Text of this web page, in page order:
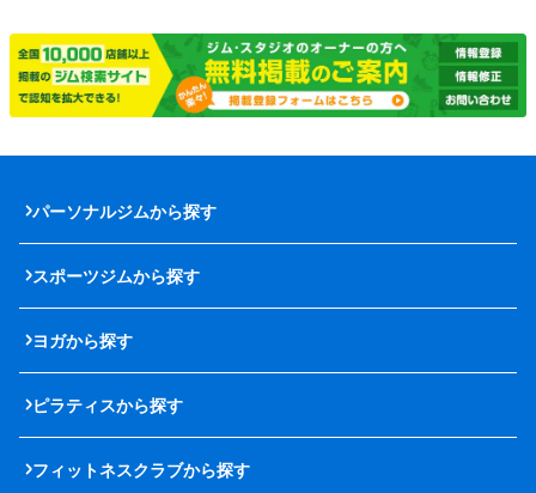
パーソナルジムから探す
スポーツジムから探す
ヨガから探す
ピラティスから探す
フィットネスクラブから探す